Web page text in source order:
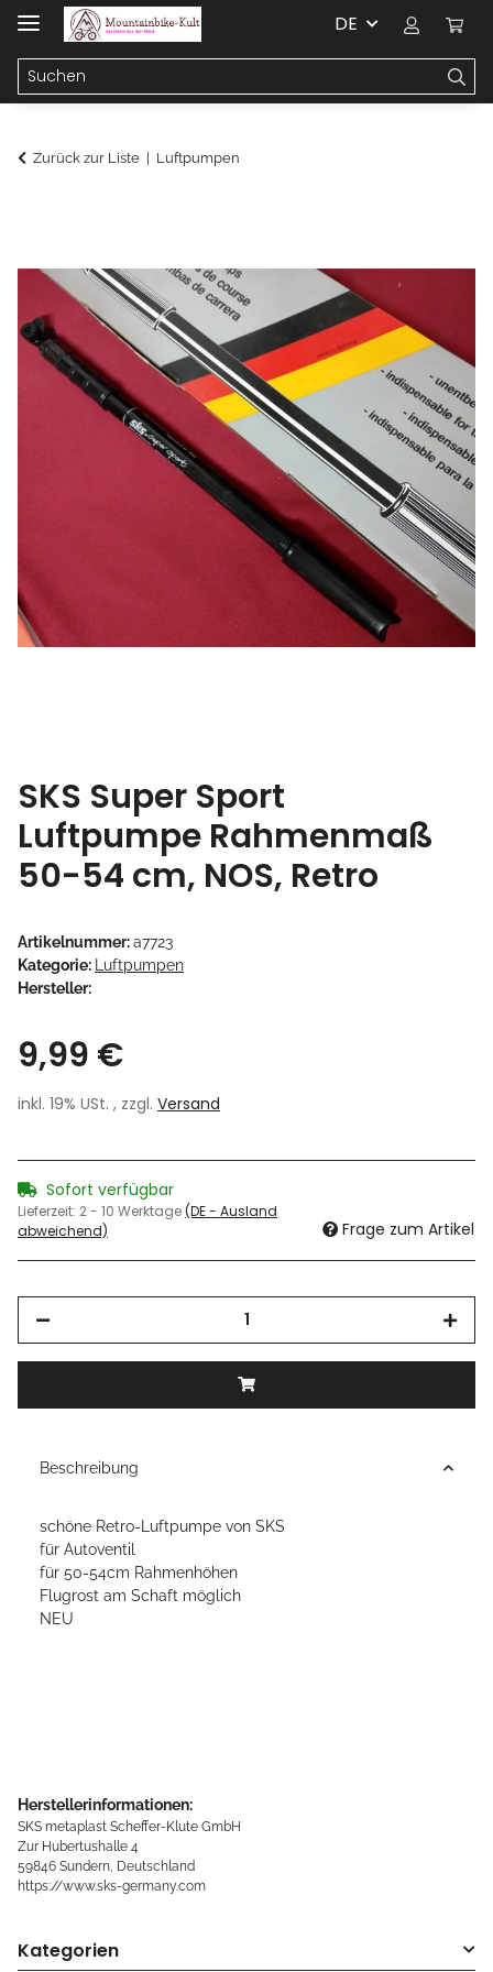
DE
Zurück zur Liste Luftpumpen
SKS Super Sport
Luftpumpe Rahmenmaß
50-54 cm, NOS, Retro
Artikelnummer:a7723
Kategorie:
Luftpumpen
Hersteller:
9,99 €
inkl. 19% USt. , zzgl. Versand
Sofort verfügbar
Lieferzeit: 2 - 10 Werktage(DE - Ausland
abweichend)
Frage zum Artikel
Beschreibung
schöne Retro-Luftpumpe von SKS
für Autoventil
für 50-54cm Rahmenhöhen
Flugrost am Schaft möglich
NEU
Herstellerinformationen:
SKS metaplast Scheffer-Klute GmbH
Zur Hubertushalle 4
59846 Sundern, Deutschland
https://www.sks-germany.com
Kategorien